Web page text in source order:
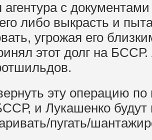
агентура с
либо выкрасть и
угрожая его
этот долг на
эту операцию
и Лукашенко
пугать/